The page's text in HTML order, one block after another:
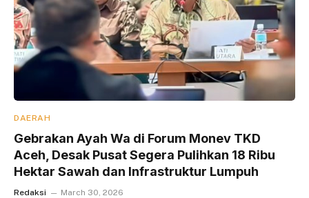
DAERAH
Gebrakan Ayah Wa di Forum Monev TKD
Aceh, Desak Pusat Segera Pulihkan 18 Ribu
Hektar Sawah dan Infrastruktur Lumpuh
Redaksi March 30, 2026